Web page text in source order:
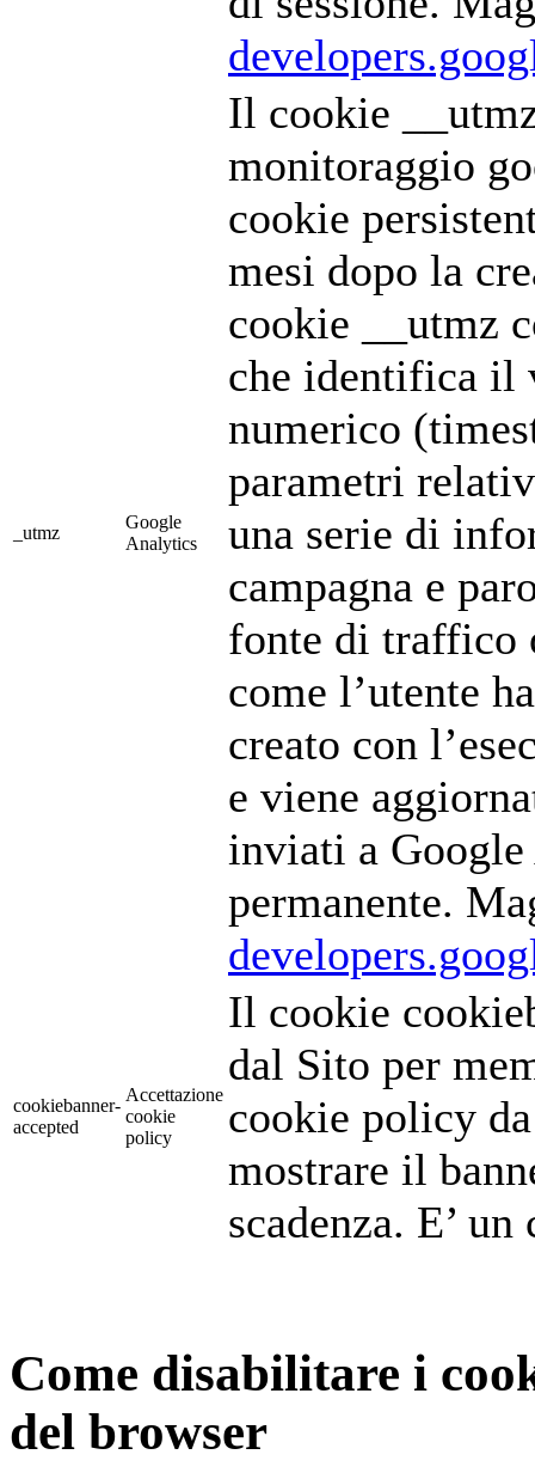
_utmz
Google
Analytics
Il cookie
monitoraggio
cookie
mesi dopo la
cookie __utmz
che identifica il
numerico
parametri
una serie di
campagna e
fonte di traffico
come l’utente
creato con
e viene
inviati a Google
permanente.
cookiebanner-
accepted
Accettazione
cookie
policy
Il cookie
dal Sito per
cookie policy
mostrare il
scadenza. E’
Come disabilitare i
del browser